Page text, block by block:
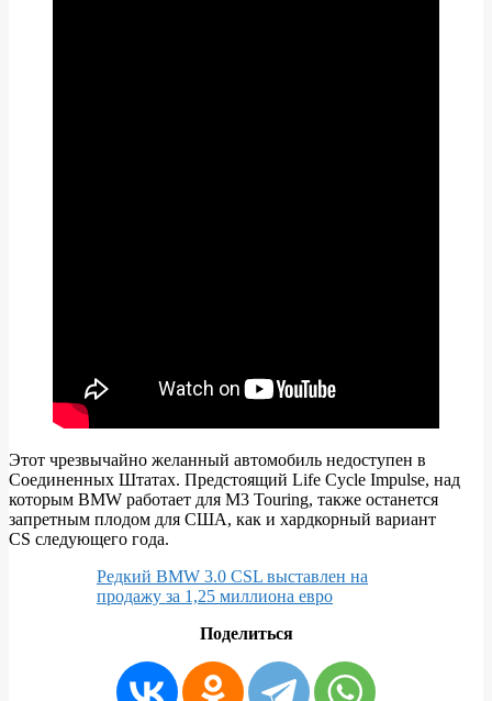
Этот чрезвычайно желанный автомобиль недоступен в
Соединенных Штатах. Предстоящий Life Cycle Impulse, над
которым BMW работает для M3 Touring, также останется
запретным плодом для США, как и хардкорный вариант
CS следующего года.
Редкий BMW 3.0 CSL выставлен на
продажу за 1,25 миллиона евро
Поделиться